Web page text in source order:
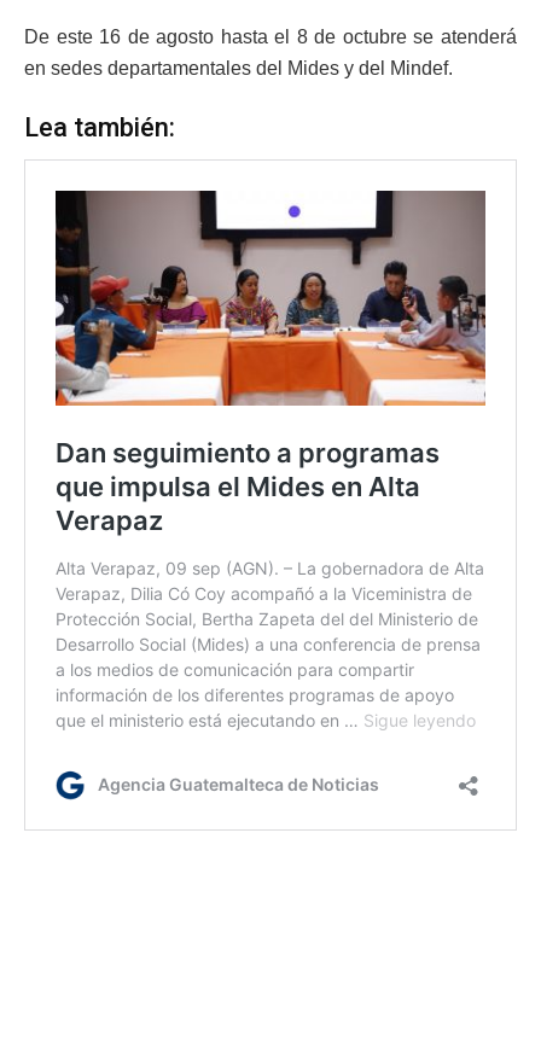
De este 16 de agosto hasta el 8 de octubre se atenderá
en sedes departamentales del Mides y del Mindef.
Lea también: